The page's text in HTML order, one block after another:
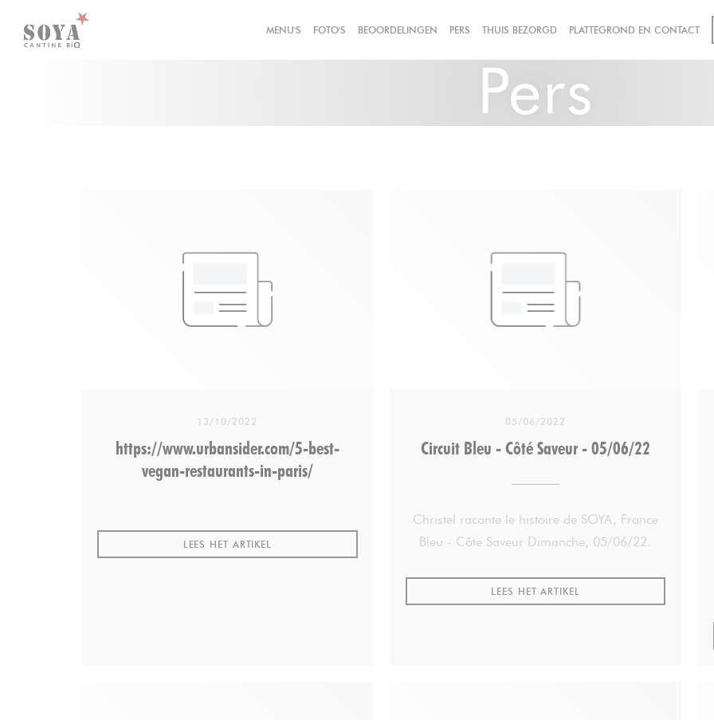
Cookies beheer paneel
MENU'S FOTO'S BEOORDELINGEN PERS THUIS BEZORGD((OPENT IN EEN NIEUW VENSTER))
PLATTEGROND EN CONTACT
Pers
13/10/2022
https://www.urbansider.com/5-best-
vegan-restaurants-in-paris/
LEES HET ARTIKEL ((OPENT IN EEN NIEUW VENSTER))
05/06/2022
Circuit Bleu - Côté Saveur - 05/06/22
Christel raconte le histoire de SOYA, France
Bleu - Côte Saveur Dimanche, 05/06/22.
LEES HET ARTIKEL ((OPENT IN EEN NIEUW